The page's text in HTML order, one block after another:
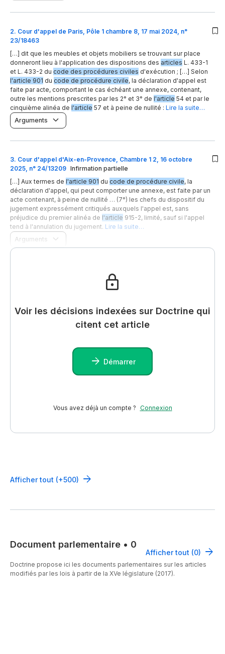
2. Cour d'appel de Paris, Pôle 1 chambre 8, 17 mai 2024, n°
23/18463
[…] dit que les meubles et objets mobiliers se trouvant sur place
donneront lieu à l'application des dispositions des articles L. 433-1
et L. 433-2 du code des procédures civiles d'exécution ; […] Selon
l'article 901 du code de procédure civile, la déclaration d'appel est
faite par acte, comportant le cas échéant une annexe, contenant,
outre les mentions prescrites par les 2° et 3° de l'article 54 et par le
cinquième alinéa de l'article 57 et à peine de nullité : Lire la suite…
Arguments
3. Cour d'appel d'Aix-en-Provence, Chambre 1 2, 16 octobre
2025, n° 24/13209 Infirmation partielle
[…] Aux termes de l'article 901 du code de procédure civile, la
déclaration d'appel, qui peut comporter une annexe, est faite par un
acte contenant, à peine de nullité … (7°) les chefs du dispositif du
jugement expressément critiqués auxquels l'appel est, sans
préjudice du premier alinéa de l'article 915-2, limité, sauf si l'appel
tend à l'annulation du jugement. Lire la suite…
Arguments
Voir les décisions indexées sur Doctrine qui
citent cet article
Démarrer
Vous avez déjà un compte ? Connexion
Afficher tout (+500)
Document parlementaire • 0
Afficher tout (0)
Doctrine propose ici les documents parlementaires sur les articles
modifiés par les lois à partir de la XVe législature (2017).